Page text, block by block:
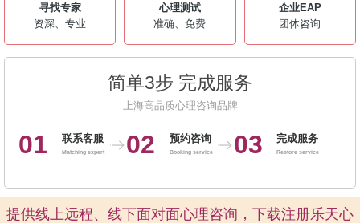
寻找专家
资深、专业
心理测试
准确、免费
企业EAP
团体咨询
简单3步 完成服务
上海高品质心理咨询品牌
01 联系客服
Matching expert 02 预约咨询
Booking service 03 完成服务
Restore service
提供线上远程、线下面对面心理咨询，下载注册乐天心